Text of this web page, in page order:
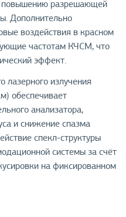
повышению разрешающей
Дополнительно
воздействия в красном
частотам КЧСМ, что
эффект.
лазерного излучения
обеспечивает
анализатора,
и снижение спазма
спекл-структуры
системы за счёт
на фиксированном